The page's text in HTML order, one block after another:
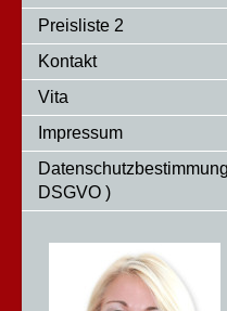
Preisliste 2
Kontakt
Vita
Impressum
DSGVO )